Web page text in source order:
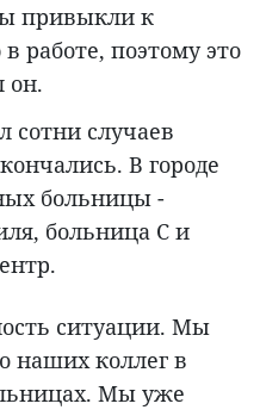
привыкли к
работе, поэтому это
он.
сотни случаев
В городе
больницы -
больница С и
ситуации. Мы
наших коллег в
Мы уже